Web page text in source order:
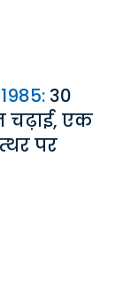
30
चढ़ाई, एक
पर